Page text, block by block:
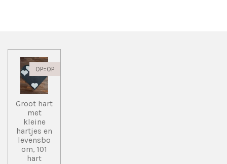
OP=OP
Groot hart
met
kleine
hartjes en
levensbo
om, 101
hart